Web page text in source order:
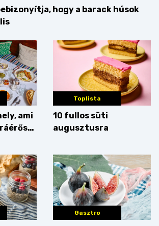
hogy a barack húsok
ami
Toplista
10 fullos süti
augusztusra
Gasztro